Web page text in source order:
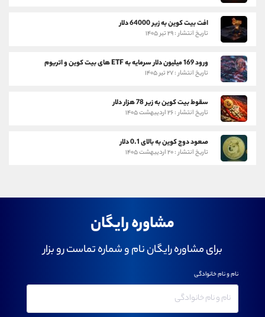
افت بیت کوین به زیر 64000 دلار
تاریخ انتشار : ۲۹ تیر ۱۴۰۵
ورود 169 میلیون دلار سرمایه به ETF های بیت کوین و اتریوم
تاریخ انتشار : ۲۷ تیر ۱۴۰۵
سقوط بیت کوین به زیر 78 هزار دلار
تاریخ انتشار : ۲۶ اردیبهشت ۱۴۰۵
صعود دوج کوین به بالای 0.1 دلار
تاریخ انتشار : ۲۰ اردیبهشت ۱۴۰۵
مشاوره رایگان
برای مشاوره رایگان نام و شماره تماست رو بزار
نام و نام خانوادگی